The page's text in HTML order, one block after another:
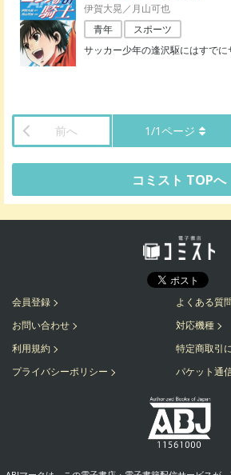
伊賀大晃／月山可也
青年
スポーツ
サッカー少年の逢沢駆にはすで
前へ 1/1ページ
コミスト TOPへ
会員登録
よくある質
お問い合わせ
対応機種
利用規約
特定商取引
プライバシーポリシー
パケット通